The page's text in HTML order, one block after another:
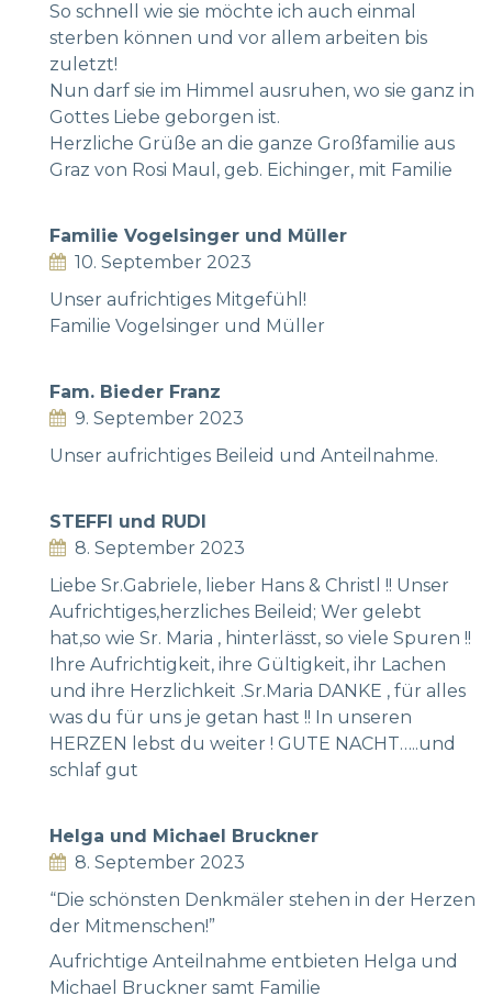
So schnell wie sie möchte ich auch einmal
sterben können und vor allem arbeiten bis
zuletzt!
Nun darf sie im Himmel ausruhen, wo sie ganz in
Gottes Liebe geborgen ist.
Herzliche Grüße an die ganze Großfamilie aus
Graz von Rosi Maul, geb. Eichinger, mit Familie
Familie Vogelsinger und Müller
10. September 2023
Unser aufrichtiges Mitgefühl!
Familie Vogelsinger und Müller
Fam. Bieder Franz
9. September 2023
Unser aufrichtiges Beileid und Anteilnahme.
STEFFI und RUDI
8. September 2023
Liebe Sr.Gabriele, lieber Hans & Christl !! Unser
Aufrichtiges,herzliches Beileid; Wer gelebt
hat,so wie Sr. Maria , hinterlässt, so viele Spuren !!
Ihre Aufrichtigkeit, ihre Gültigkeit, ihr Lachen
und ihre Herzlichkeit .Sr.Maria DANKE , für alles
was du für uns je getan hast !! In unseren
HERZEN lebst du weiter ! GUTE NACHT…..und
schlaf gut
Helga und Michael Bruckner
8. September 2023
“Die schönsten Denkmäler stehen in der Herzen
der Mitmenschen!”
Aufrichtige Anteilnahme entbieten Helga und
Michael Bruckner samt Familie